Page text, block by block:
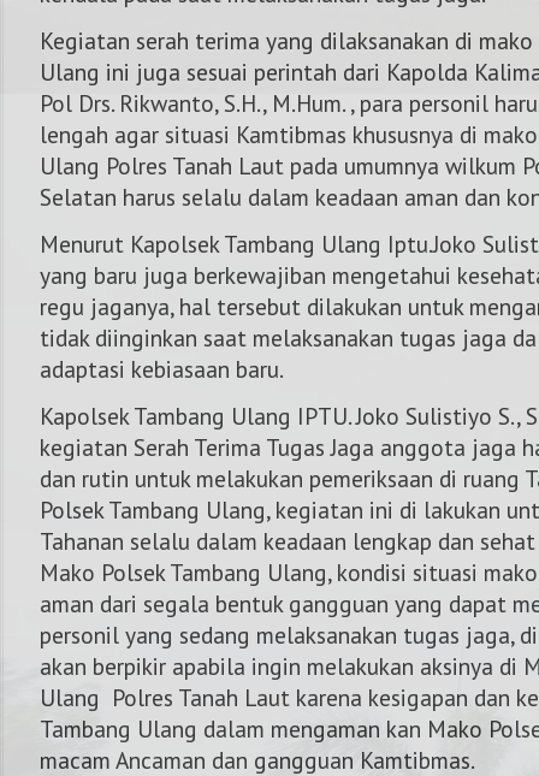
Kegiatan serah terima yang dilaksanakan di mako
Ulang ini juga sesuai perintah dari Kapolda
Pol Drs. Rikwanto, S.H., M.Hum. , para personil
lengah agar situasi Kamtibmas khususnya di
Ulang Polres Tanah Laut pada umumnya wilkum
Selatan harus selalu dalam keadaan aman dan
Menurut Kapolsek Tambang Ulang Iptu.Joko
yang baru juga berkewajiban mengetahui
regu jaganya, hal tersebut dilakukan untuk
tidak diinginkan saat melaksanakan tugas jaga
adaptasi kebiasaan baru.
Kapolsek Tambang Ulang IPTU. Joko Sulistiyo S.,
kegiatan Serah Terima Tugas Jaga anggota jaga
dan rutin untuk melakukan pemeriksaan di ruang
Polsek Tambang Ulang, kegiatan ini di lakukan
Tahanan selalu dalam keadaan lengkap dan
Mako Polsek Tambang Ulang, kondisi situasi
aman dari segala bentuk gangguan yang dapat
personil yang sedang melaksanakan tugas jaga,
akan berpikir apabila ingin melakukan aksinya di
Ulang Polres Tanah Laut karena kesigapan dan
Tambang Ulang dalam mengaman kan Mako
macam Ancaman dan gangguan Kamtibmas.